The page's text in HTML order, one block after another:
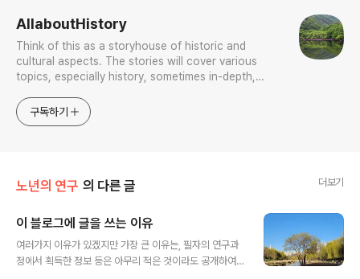
AllaboutHistory
Think of this as a storyhouse of historic and
cultural aspects. The stories will cover various
topics, especially history, sometimes in-depth,
approach will be to resist any common sense or
generalized viewpoint
구독하기
노년의 연구 의 다른 글 더보기
이 블로그에 글을 쓰는 이유
여러가지 이유가 있겠지만 가장 큰 이유는, 필자의 연구과
정에서 획득한 정보 등은 아무리 적은 것이라도 공개하여